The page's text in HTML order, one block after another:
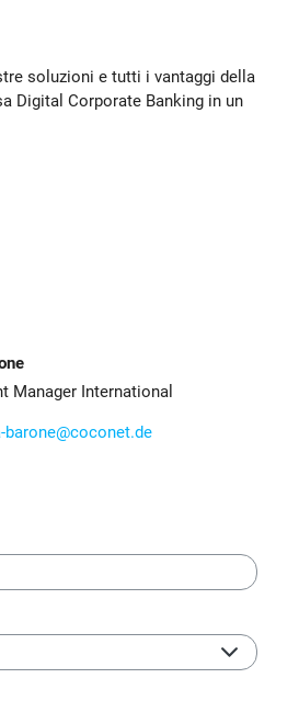
soluzioni e tutti i vantaggi della
Digital Corporate Banking in un
Manager International